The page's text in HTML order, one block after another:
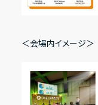
＜会場内イメージ＞